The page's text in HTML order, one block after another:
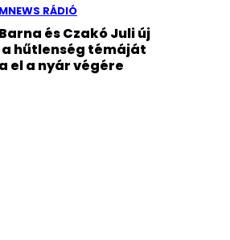
MNEWS RÁDIÓ
és Czakó Juli új
hűtlenség témáját
el a nyár végére